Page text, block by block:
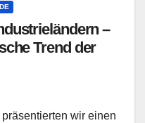
–
Trend der
wir einen